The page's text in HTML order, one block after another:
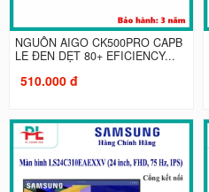
NGUỒN AIGO CK500PRO CAPB
LE ĐEN DẸT 80+ EFICIENCY...
510.000 đ